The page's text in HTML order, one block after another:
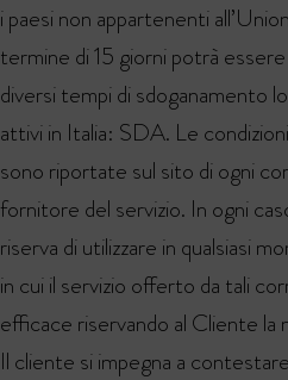
i paesi non appartenenti
termine di 15 giorni potrà
diversi tempi di sdoganamento
attivi in Italia: SDA. Le
sono riportate sul sito di ogni
fornitore del servizio. In ogni
riserva di utilizzare in qualsiasi
in cui il servizio offerto da tali
efficace riservando al Cliente la
Il cliente si impegna a